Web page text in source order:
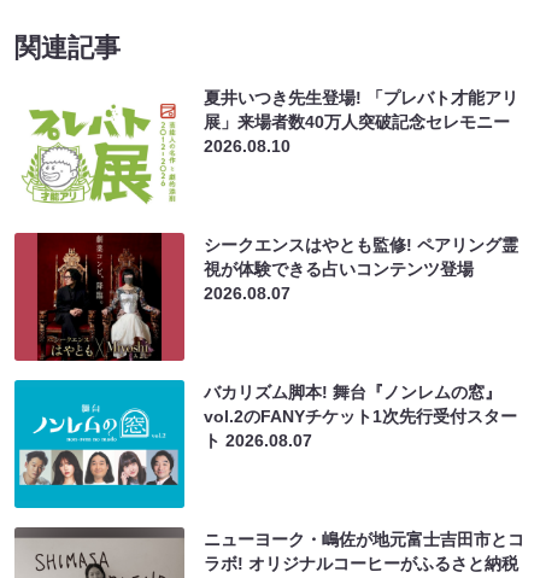
関連記事
夏井いつき先生登場! 「プレバト才能アリ
展」来場者数40万人突破記念セレモニー
2026.08.10
シークエンスはやとも監修! ペアリング霊
視が体験できる占いコンテンツ登場
2026.08.07
バカリズム脚本! 舞台『ノンレムの窓』
vol.2のFANYチケット1次先行受付スター
ト2026.08.07
ニューヨーク・嶋佐が地元富士吉田市とコ
ラボ! オリジナルコーヒーがふるさと納税